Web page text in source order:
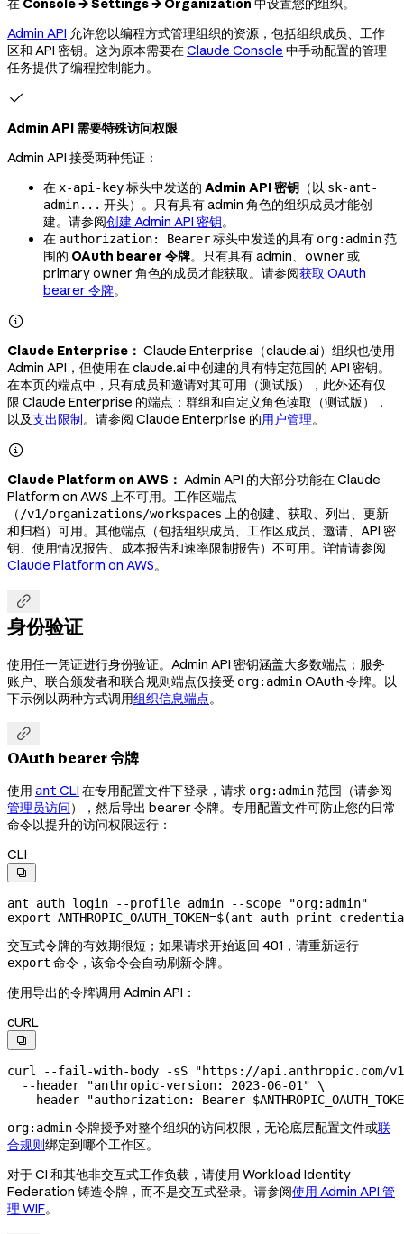
在 Console → Settings → Organization 中设置您的组织。
Admin API 允许您以编程方式管理组织的资源，包括组织成员、工作
区和 API 密钥。这为原本需要在Claude Console 中手动配置的管理
任务提供了编程控制能力。

Admin API 需要特殊访问权限
Admin API 接受两种凭证：
在 x-api-key标头中发送的 Admin API 密钥 （以 sk-ant-
admin... 开头）。只有具有 admin 角色的组织成员才能创
建。请参阅创建 Admin API 密钥。
在 authorization: Bearer标头中发送的具有 org:admin范
围的 OAuth bearer 令牌。只有具有 admin、owner 或
primary owner 角色的成员才能获取。请参阅获取 OAuth
bearer 令牌。

Claude Enterprise： Claude Enterprise（claude.ai）组织也使用
Admin API，但使用在 claude.ai 中创建的具有特定范围的 API 密钥。
在本页的端点中，只有成员和邀请对其可用（测试版），此外还有仅
限 Claude Enterprise 的端点：群组和自定义角色读取（测试版），
以及支出限制。请参阅 Claude Enterprise 的用户管理。

Claude Platform on AWS： Admin API 的大部分功能在 Claude
Platform on AWS 上不可用。工作区端点
（ /v1/organizations/workspaces 上的创建、获取、列出、更新
和归档）可用。其他端点（包括组织成员、工作区成员、邀请、API 密
钥、使用情况报告、成本报告和速率限制报告）不可用。详情请参阅
Claude Platform on AWS。

身份验证
使用任一凭证进行身份验证。Admin API 密钥涵盖大多数端点；服务
账户、联合颁发者和联合规则端点仅接受 org:adminOAuth 令牌。以
下示例以两种方式调用组织信息端点。

OAuth bearer 令牌
使用 ant CLI 在专用配置文件下登录，请求 org:admin范围（请参阅
管理员访问），然后导出 bearer 令牌。专用配置文件可防止您的日常
命令以提升的访问权限运行：
CLI

ant auth login --profile admin --scope "org:admin"
export ANTHROPIC_OAUTH_TOKEN=$(ant auth print-
交互式令牌的有效期很短；如果请求开始返回 401，请重新运行
export 命令，该命令会自动刷新令牌。
使用导出的令牌调用 Admin API：
cURL

curl --fail-with-body -sS "https://api.anthropic.com/
  --header
"anthropic-version: 2023-06-01" \
  --header
"authorization: Bearer
org:admin令牌授予对整个组织的访问权限，无论底层配置文件或联
合规则绑定到哪个工作区。
对于 CI 和其他非交互式工作负载，请使用 Workload Identity
Federation 铸造令牌，而不是交互式登录。请参阅使用 Admin API 管
理 WIF。